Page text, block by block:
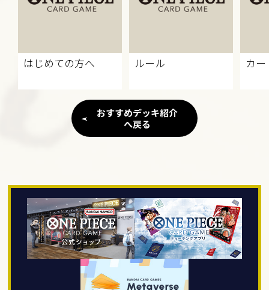
はじめての方へ ルール カ
おすすめデッキ紹介
へ戻る